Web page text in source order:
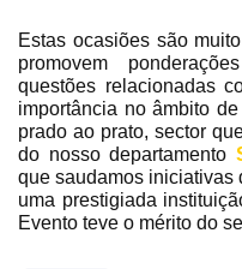
Estas ocasiões são
promovem
questões relacionadas
importância no âmbito
prado ao prato, sector
do nosso departamento
que saudamos iniciativas
uma prestigiada
Evento teve o mérito do